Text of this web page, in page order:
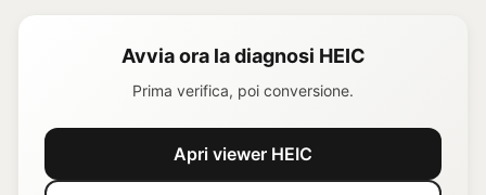
Avvia ora la diagnosi HEIC
Prima verifica, poi conversione.
Apri viewer HEIC